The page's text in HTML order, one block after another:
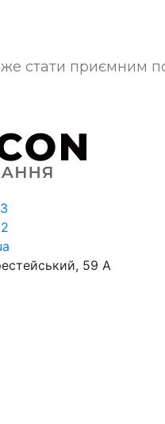
стати приємним
59 А